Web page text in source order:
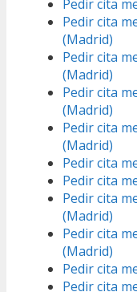
Pedir cita
Pedir cita
(Madrid)
Pedir cita
(Madrid)
Pedir cita
(Madrid)
Pedir cita
(Madrid)
Pedir cita
Pedir cita
Pedir cita
(Madrid)
Pedir cita
(Madrid)
Pedir cita
Pedir cita